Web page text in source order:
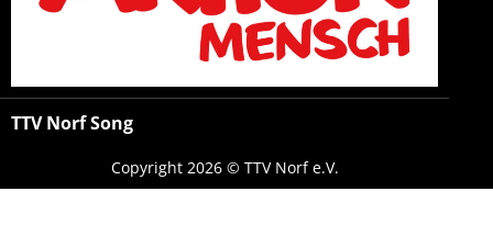
TTV Norf Song
Copyright 2026 © TTV Norf e.V.